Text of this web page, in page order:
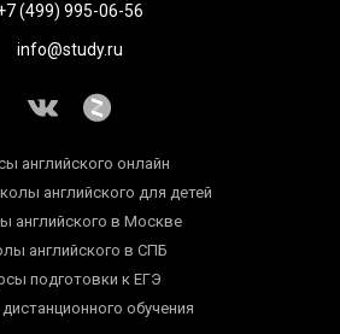
(499) 995-06-56
info@study.ru
английского онлайн
английского для детей
английского в Москве
английского в СПБ
подготовки к ЕГЭ
обучения